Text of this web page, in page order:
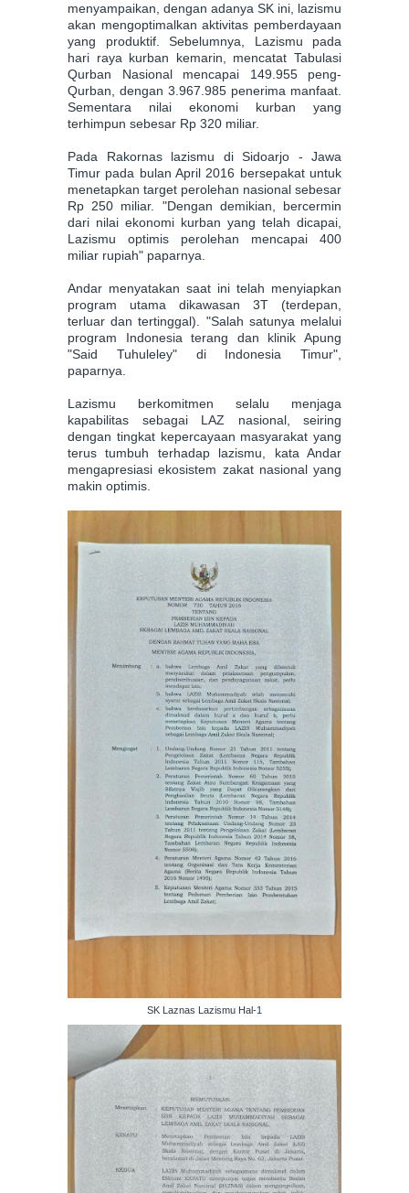
menyampaikan, dengan adanya SK ini, lazismu
akan mengoptimalkan aktivitas pemberdayaan
yang produktif. Sebelumnya, Lazismu pada
hari raya kurban kemarin, mencatat Tabulasi
Qurban Nasional mencapai 149.955 peng-
Qurban, dengan 3.967.985 penerima manfaat.
Sementara nilai ekonomi kurban yang
terhimpun sebesar Rp 320 miliar.
Pada Rakornas lazismu di Sidoarjo - Jawa
Timur pada bulan April 2016 bersepakat untuk
menetapkan target perolehan nasional sebesar
Rp 250 miliar. "Dengan demikian, bercermin
dari nilai ekonomi kurban yang telah dicapai,
Lazismu optimis perolehan mencapai 400
miliar rupiah" paparnya.
Andar menyatakan saat ini telah menyiapkan
program utama dikawasan 3T (terdepan,
terluar dan tertinggal). "Salah satunya melalui
program Indonesia terang dan klinik Apung
"Said Tuhuleley" di Indonesia Timur",
paparnya.
Lazismu berkomitmen selalu menjaga
kapabilitas sebagai LAZ nasional, seiring
dengan tingkat kepercayaan masyarakat yang
terus tumbuh terhadap lazismu, kata Andar
mengapresiasi ekosistem zakat nasional yang
makin optimis.
SK Laznas Lazismu Hal-1